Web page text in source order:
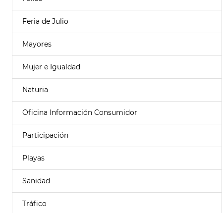
Feria de Julio
Mayores
Mujer e Igualdad
Naturia
Oficina Información Consumidor
Participación
Playas
Sanidad
Tráfico